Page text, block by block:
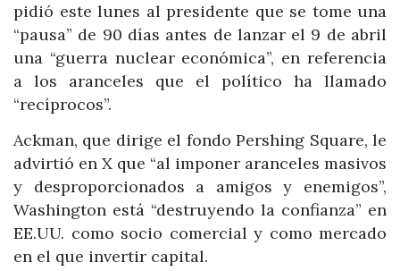
pidió este lunes al presidente que se tome una
“pausa” de 90 días antes de lanzar el 9 de abril
una “guerra nuclear económica”, en referencia
a los aranceles que el político ha llamado
“recíprocos”.
Ackman, que dirige el fondo Pershing Square, le
advirtió en X que “al imponer aranceles masivos
y desproporcionados a amigos y enemigos”,
Washington está “destruyendo la confianza” en
EE.UU. como socio comercial y como mercado
en el que invertir capital.